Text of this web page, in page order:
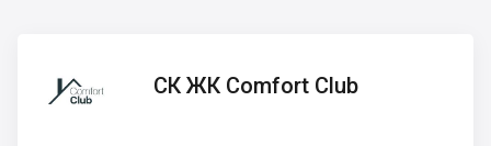
Comfort
СК ЖК Comfort Club